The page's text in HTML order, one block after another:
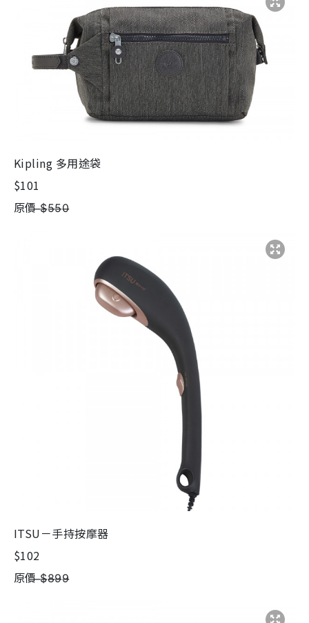
Kipling 多用途袋
$101
原價 ̶$̶5̶5̶0̶
ITSU－手持按摩器
$102
原價 ̶$̶8̶9̶9̶